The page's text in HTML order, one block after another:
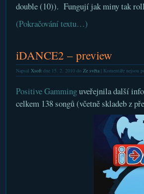
double (10)). Fungují jak miny tak
(Pokračování textu…)
iDANCE2 – preview
Napsal Xsoftdne 15. 2. 2010 do Ze světa| Komentáře nejsou
Positive Gamminguveřejnila další
celkem 138 songů (včetně skladeb z